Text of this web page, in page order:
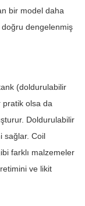
bir model daha
doğru dengelenmiş
(doldurulabilir
pratik olsa da
Doldurulabilir
sağlar. Coil
farklı malzemeler
ve likit